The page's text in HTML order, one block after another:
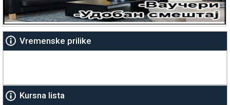
Vremenske prilike
Kursna lista